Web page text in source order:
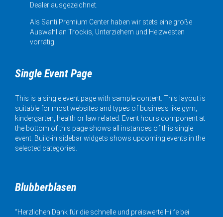
Dealer ausgezeichnet.
Als Santi Premium Center haben wir stets eine große
Auswahl an Trockis, Unterziehern und Heizwesten
vorrätig!
Single Event Page
This is a single event page with sample content. This layout is
suitable for most websites and types of business like gym,
kindergarten, health or law related. Event hours component at
the bottom of this page shows all instances of this single
event. Build-in sidebar widgets shows upcoming events in the
selected categories.
Blubberblasen
“Herzlichen Dank für die schnelle und preiswerte Hilfe bei